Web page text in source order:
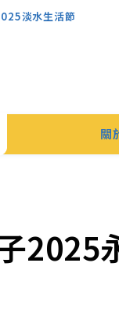
淡水生活節
關
2025